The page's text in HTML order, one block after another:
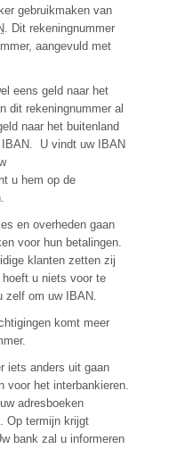
gebruikmaken van
. Dit rekeningnummer
aangevuld met
eens geld naar het
dit rekeningnummer al
naar het buitenland
IBAN. U vindt uw IBAN
u hem op de
en overheden gaan
voor hun betalingen.
klanten zetten zij
u niets voor te
zelf om uw IBAN.
komt meer
iets anders uit gaan
voor het interbankieren.
adresboeken
Op termijn krijgt
bank zal u informeren